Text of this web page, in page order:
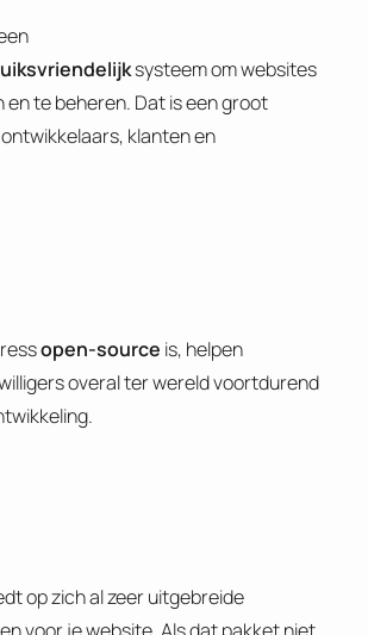
systeem om websites
en te beheren. Dat is een groot
klanten en
open-source is, helpen
overal ter wereld voortdurend
op zich al zeer uitgebreide